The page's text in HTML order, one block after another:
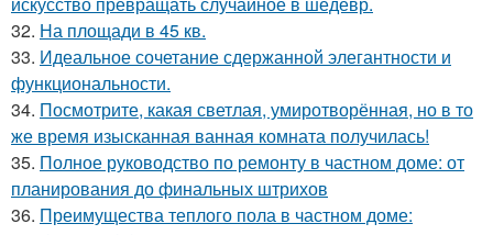
32. На площади в 45 кв.
33. Идеальное сочетание сдержанной элегантности и
функциональности.
34. Посмотрите, какая светлая, умиротворённая, но в то
же время изысканная ванная комната получилась!
35. Полное руководство по ремонту в частном доме: от
планирования до финальных штрихов
36. Преимущества теплого пола в частном доме: